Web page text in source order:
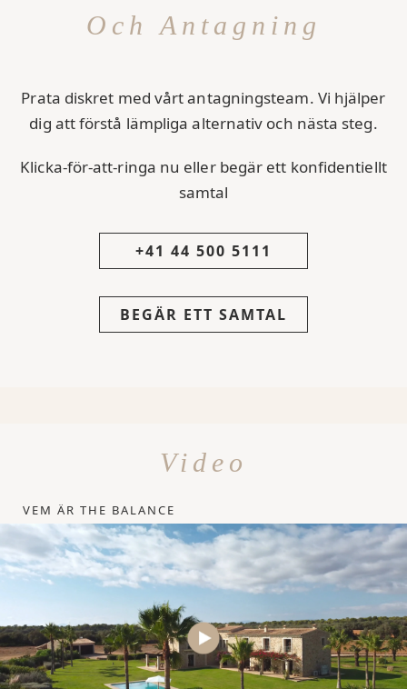
Och Antagning
Prata diskret med vårt antagningsteam. Vi hjälper
dig att förstå lämpliga alternativ och nästa steg.
Klicka-för-att-ringa nu eller begär ett konfidentiellt
samtal
+41 44 500 5111
BEGÄR ETT SAMTAL
Video
VEM ÄR THE BALANCE